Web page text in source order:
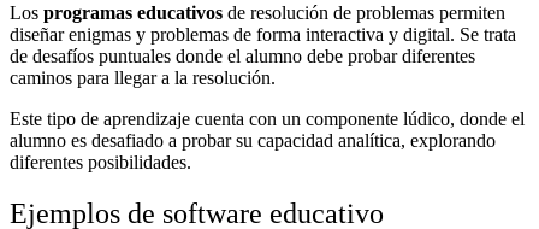
Los programas educativos de resolución de problemas permiten
diseñar enigmas y problemas de forma interactiva y digital. Se trata
de desafíos puntuales donde el alumno debe probar diferentes
caminos para llegar a la resolución.
Este tipo de aprendizaje cuenta con un componente lúdico, donde el
alumno es desafiado a probar su capacidad analítica, explorando
diferentes posibilidades.
Ejemplos de software educativo